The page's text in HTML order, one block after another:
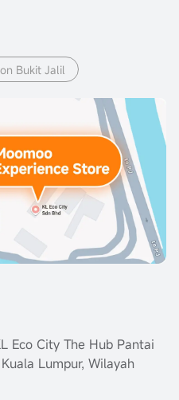
Bukit Jalil
Eco City The Hub Pantai
Lumpur, Wilayah